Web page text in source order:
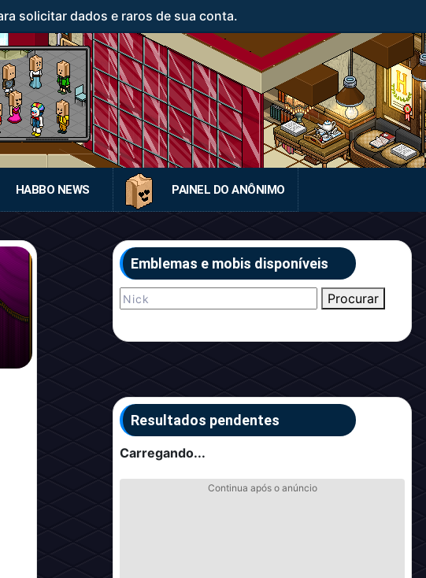
solicitar dados e raros de sua conta.
HABBO NEWS PAINEL DO ANÔNIMO
Emblemas e mobis disponíveis
Procurar
Resultados pendentes
Carregando...